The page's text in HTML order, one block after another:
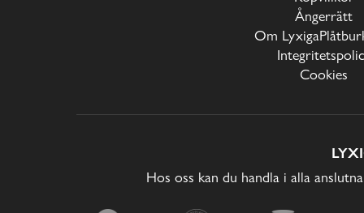
Ångerrätt
Om
Cookies
Hos oss kan du handla i alla